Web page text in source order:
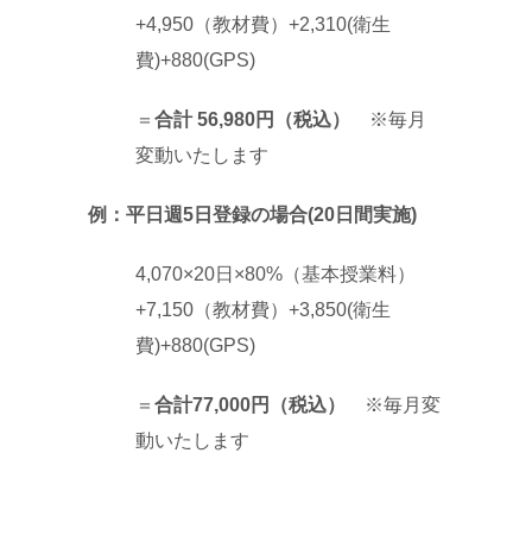
+4,950（教材費）+2,310(衛生
費)+880(GPS)
＝ 合計 56,980円（税込）
※毎月
変動いたします
例：平日週5日登録の場合(20日間実施)
4,070×20日×80%（基本授業料）
+7,150（教材費）+3,850(衛生
費)+880(GPS)
＝ 合計77,000円（税込）
※毎月変
動いたします